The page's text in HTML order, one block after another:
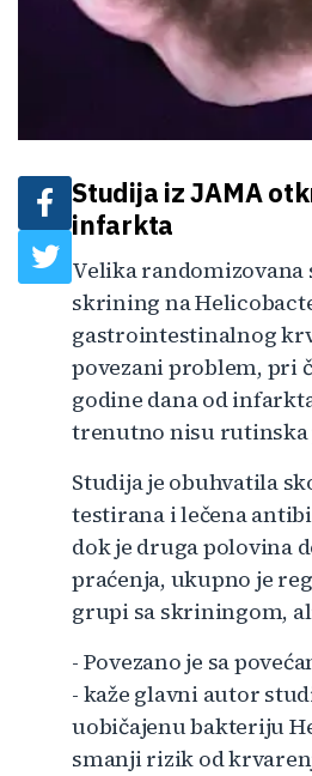
Studija iz JAMA
infarkta
Velika
skrining na
gastrointestinalnog
povezani problem, pri
godine dana od
trenutno nisu rutinska
Studija je obuhvatila
testirana i lečena
dok je druga polovina
praćenja, ukupno je
grupi sa skriningom,
- Povezano je sa
- kaže glavni autor
uobičajenu bakteriju
smanji rizik od